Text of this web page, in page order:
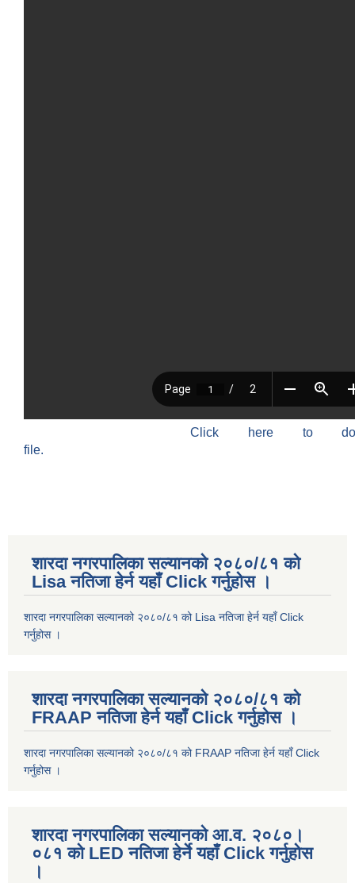
Click here to
file.
शारदा नगरपालिका सल्यानको २०८०/८१ को
Lisa नतिजा हेर्न यहाँ Click गर्नुहोस ।
शारदा नगरपालिका सल्यानको २०८०/८१ को Lisa नतिजा हेर्न यहाँ Click
गर्नुहोस ।
शारदा नगरपालिका सल्यानको २०८०/८१ को
FRAAP नतिजा हेर्न यहाँ Click गर्नुहोस ।
शारदा नगरपालिका सल्यानको २०८०/८१ को FRAAP नतिजा हेर्न यहाँ Click
गर्नुहोस ।
शारदा नगरपालिका सल्यानको आ.व. २०८०।
०८१ को LED नतिजा हेर्ने यहाँ Click गर्नुहोस
।